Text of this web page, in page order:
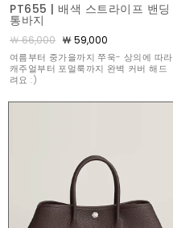
PT655 | 배색 스트라이프 밴딩
통바지
￦ 66,000 ￦ 59,000
여름부터 중가을까지 쭈욱- 상의에 따라
캐주얼부터 포멀룩까지 완벽 커버 해드
려요 :)